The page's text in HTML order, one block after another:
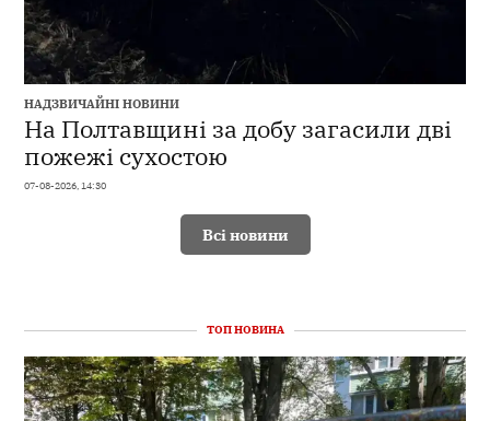
НАДЗВИЧАЙНІ НОВИНИ
На Полтавщині за добу загасили дві
пожежі сухостою
07-08-2026, 14:30
Всі новини
ТОП НОВИНА